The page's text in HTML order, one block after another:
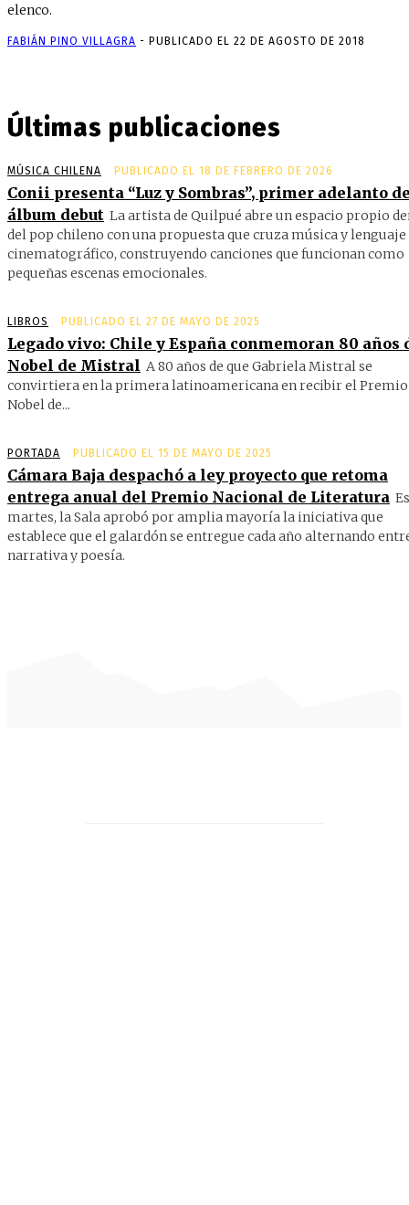
elenco.
FABIÁN PINO VILLAGRA - PUBLICADO EL 22 DE AGOSTO DE 2018
Últimas publicaciones
MÚSICA CHILENA PUBLICADO EL 18 DE FEBRERO DE 2026
Conii presenta “Luz y Sombras”, primer adelanto
álbum debut La artista de Quilpué abre un espacio propio
del pop chileno con una propuesta que cruza música y lenguaje
cinematográfico, construyendo canciones que funcionan como
pequeñas escenas emocionales.
LIBROS PUBLICADO EL 27 DE MAYO DE 2025
Legado vivo: Chile y España conmemoran 80 años
Nobel de Mistral A 80 años de que Gabriela Mistral se
convirtiera en la primera latinoamericana en recibir el Premio
Nobel de...
PORTADA PUBLICADO EL 15 DE MAYO DE 2025
Cámara Baja despachó a ley proyecto que retoma
entrega anual del Premio Nacional de Literatura
martes, la Sala aprobó por amplia mayoría la iniciativa que
establece que el galardón se entregue cada año alternando
narrativa y poesía.